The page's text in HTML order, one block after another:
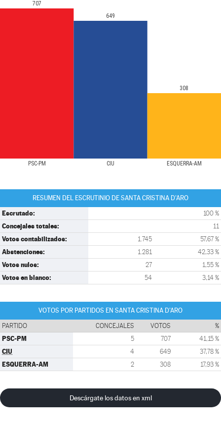
PSC-PM CIU ESQUERRA-AM
707
649
308
RESUMEN DEL ESCRUTINIO DE SANTA CRISTINA D'ARO
Escrutado: 100 %
Concejales totales: 11
Votos contabilizados: 1.745 57,67 %
Abstenciones: 1.281 42,33 %
Votos nulos: 27 1,55 %
Votos en blanco: 54 3,14 %
VOTOS POR PARTIDOS EN SANTA CRISTINA D'ARO
PARTIDO CONCEJALES VOTOS %
PSC-PM 5 707 41,15 %
CIU 4 649 37,78 %
ESQUERRA-AM 2 308 17,93 %
Descárgate los datos en xml